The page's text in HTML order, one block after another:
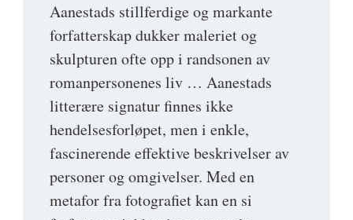
Aanestads stillferdige og markante
forfatterskap dukker maleriet og
skulpturen ofte opp i randsonen av
romanpersonenes liv … Aanestads
litterære signatur finnes ikke
hendelsesforløpet, men i enkle,
fascinerende effektive beskrivelser av
personer og omgivelser. Med en
metafor fra fotografiet kan en si